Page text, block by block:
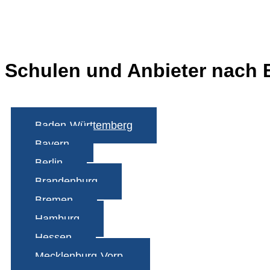
Schulen und Anbieter nach
Baden-Württemberg
Bayern
Berlin
Brandenburg
Bremen
Hamburg
Hessen
Mecklenburg-Vorp.